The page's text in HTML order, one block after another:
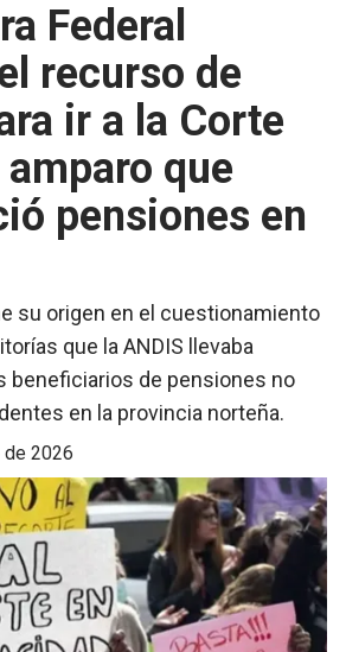
Federal
recurso de
ir a la Corte
que
pensiones en
su origen en el cuestionamiento
que la ANDIS llevaba
beneficiarios de pensiones no
en la provincia norteña.
de 2026